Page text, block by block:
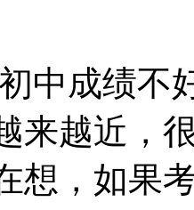
中成绩不
来越近，
想，如果